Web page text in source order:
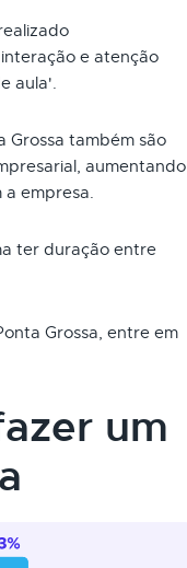
e atenção
aula'.
Grossa também são
aumentando
empresa.
ter duração entre
Grossa, entre em
um